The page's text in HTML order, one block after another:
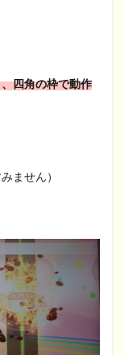
四角の枠で動作
ません）